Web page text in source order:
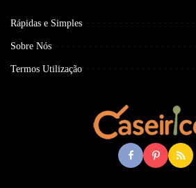
Rápidas e Simples
Sobre Nós
Termos Utilização